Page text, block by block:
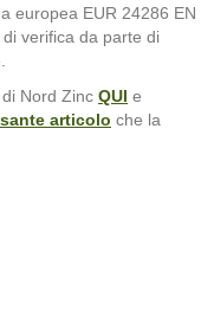
europea EUR 24286 EN
verifica da parte di
Nord Zinc QUI e
articolo che la